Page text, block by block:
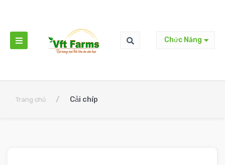
Chức Năng
Trang chủ / Cải chíp